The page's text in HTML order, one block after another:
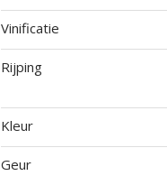
Vinificatie
Rijping
Kleur
Geur